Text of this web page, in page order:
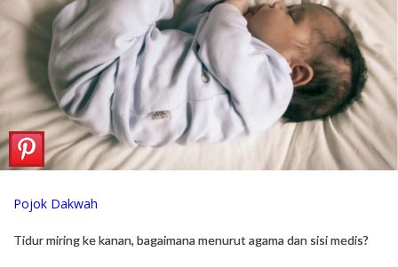
Pojok Dakwah
Tidur miring ke kanan, bagaimana menurut agama dan sisi medis?